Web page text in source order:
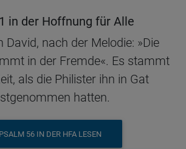
in der Hoffnung für Alle
David, nach der Melodie: »Die
in der Fremde«. Es stammt
als die Philister ihn in Gat
hatten.
PSALM 56 IN DER HFA LESEN